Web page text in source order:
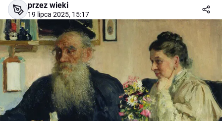
przez wieki
19 lipca 2025, 15:17